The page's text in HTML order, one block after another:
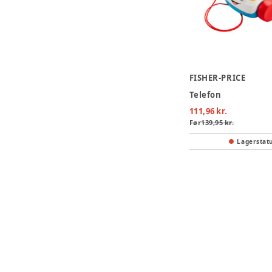
FISHER-PRICE
Telefon
111,96 kr.
Før139,95 kr.